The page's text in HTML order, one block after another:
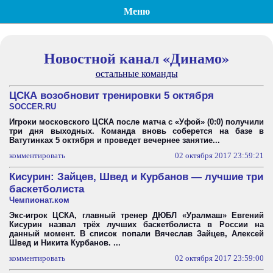
Меню
Новостной канал «Динамо»
остальные команды
ЦСКА возобновит тренировки 5 октября
SOCCER.RU
Игроки московского ЦСКА после матча с «Уфой» (0:0) получили
три дня выходных. Команда вновь соберется на базе в
Ватутинках 5 октября и проведет вечернее занятие...
комментировать
02 октября 2017 23:59:21
Кисурин: Зайцев, Швед и Курбанов — лучшие три
баскетболиста
Чемпионат.ком
Экс-игрок ЦСКА, главный тренер ДЮБЛ «Уралмаш» Евгений
Кисурин назвал трёх лучших баскетболиста в России на
данный момент. В список попали Вячеслав Зайцев, Алексей
Швед и Никита Курбанов. ...
комментировать
02 октября 2017 23:59:00